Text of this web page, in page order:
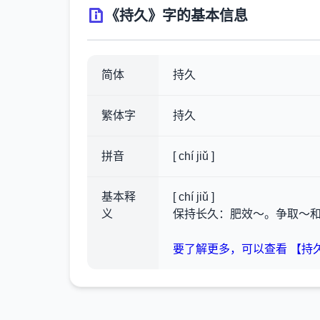
《持久》字的基本信息
简体 持久
繁体字 持久
拼音 [ chí jiǔ ]
基本释
义
[ chí jiǔ ]
保持长久：肥效～。争取～和
要了解更多，可以查看 【持